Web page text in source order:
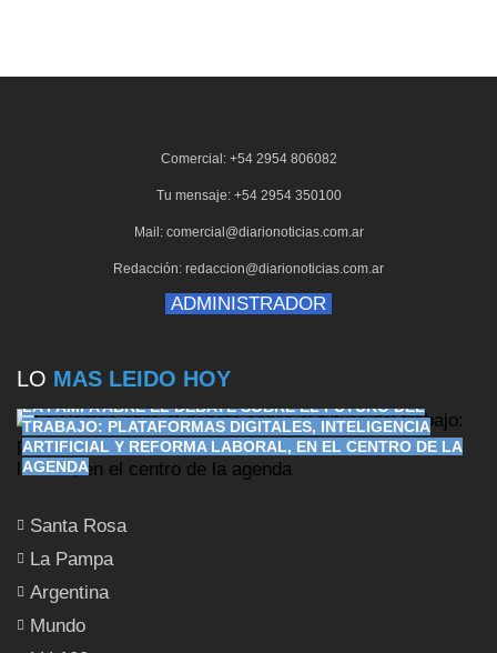
Comercial: +54 2954 806082
Tu mensaje: +54 2954 350100
Mail: comercial@diarionoticias.com.ar
Redacción: redaccion@diarionoticias.com.ar
ADMINISTRADOR
LO MAS LEIDO HOY
LA PAMPA ABRE EL DEBATE SOBRE EL FUTURO DEL
TRABAJO: PLATAFORMAS DIGITALES, INTELIGENCIA
ARTIFICIAL Y REFORMA LABORAL, EN EL CENTRO DE LA
AGENDA
Santa Rosa
La Pampa
Argentina
Mundo